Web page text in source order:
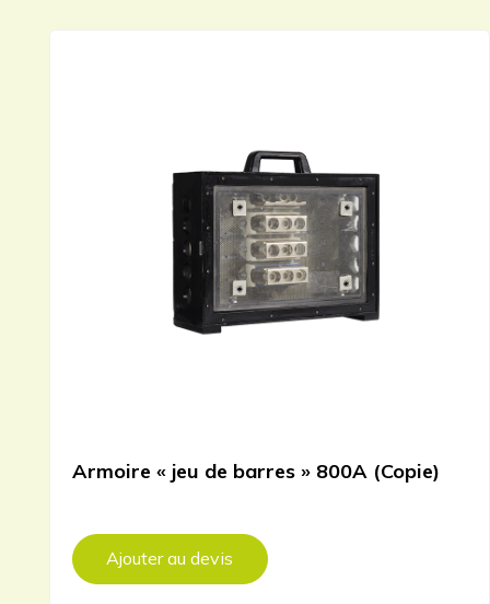
Armoire « jeu de barres » 800A (Copie)
Ajouter au devis